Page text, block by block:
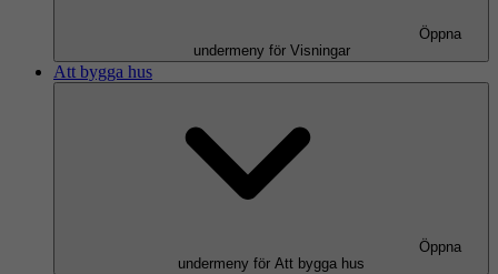
Öppna
undermeny för Visningar
Att bygga hus
Öppna
undermeny för Att bygga hus